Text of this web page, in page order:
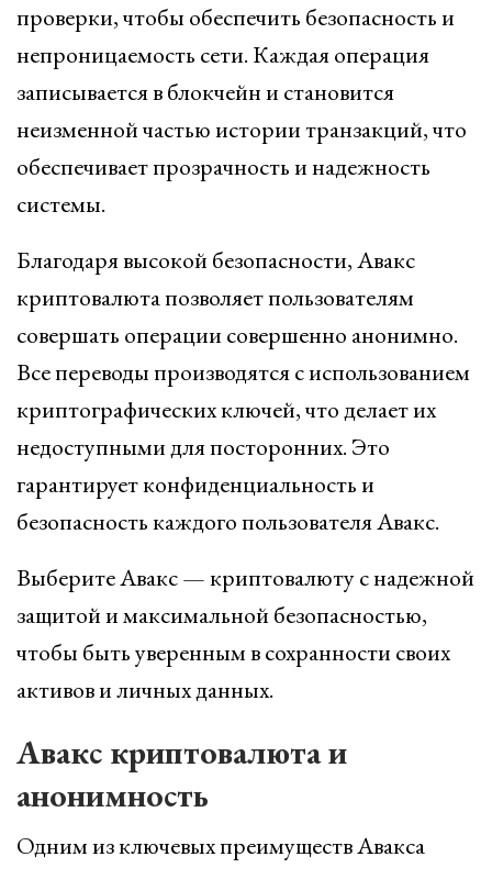
проверки, чтобы обеспечить безопасность и
непроницаемость сети. Каждая операция
записывается в блокчейн и становится
неизменной частью истории транзакций, что
обеспечивает прозрачность и надежность
системы.
Благодаря высокой безопасности, Авакс
криптовалюта позволяет пользователям
совершать операции совершенно анонимно.
Все переводы производятся с использованием
криптографических ключей, что делает их
недоступными для посторонних. Это
гарантирует конфиденциальность и
безопасность каждого пользователя Авакс.
Выберите Авакс — криптовалюту с надежной
защитой и максимальной безопасностью,
чтобы быть уверенным в сохранности своих
активов и личных данных.
Авакс криптовалюта и
анонимность
Одним из ключевых преимуществ Авакса